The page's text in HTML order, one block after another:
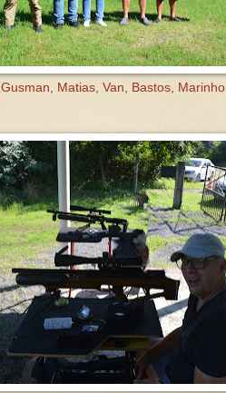
Gusman, Matias, Van, Bastos, Marinho.